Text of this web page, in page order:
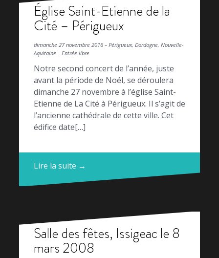
Église Saint-Etienne de la
Cité – Périgueux
dimanche 27 novembre 2016 – Périgueux, Dordogne, Nouvelle-
Aquitaine – Entrée libre
Notre second concert de l’année, juste
avant la période de Noël, se déroulera
dimanche 27 novembre à l’église Saint-
Etienne de La Cité à Périgueux. Il s’agit de
l’ancienne cathédrale de cette ville. Cet
édifice date[…]
Lire la suite →
Salle des fêtes, Issigeac le 8
mars 2008